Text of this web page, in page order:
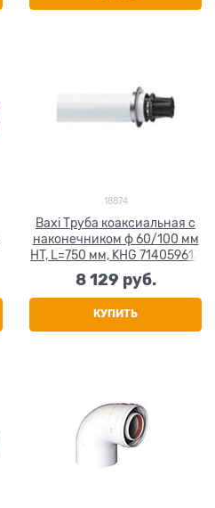
18874
Baxi Труба коаксиальная с
наконечником ф 60/100 мм
HT, L=750 мм, KHG 714059613
8 129 руб.
КУПИТЬ